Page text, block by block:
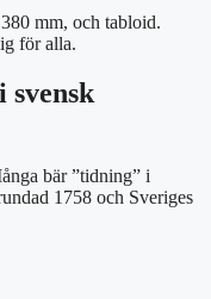
mm, och tabloid.
för alla.
svensk
bär ”tidning” i
1758 och Sveriges